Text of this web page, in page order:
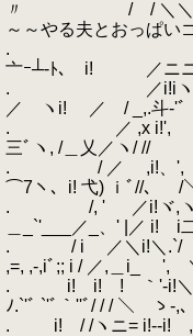
〃 / / ＼
～～やる夫とおっぱい
. ,、
亠ｰ┴‐ﾄ､ i! ／ニニ
. ／i!iヽ、 /
／ ヽi! ／ / _,.斗‐'ﾞ
. ／ ,x i!',
三ﾞヽ, /＿乂／
. / ／ ,i!、', ∨
⌒7ヽ、i! 弋) ｉﾞ//
. /, ' ／i!ヾ,ヽ,/
＿_`'___／_、' |／
. / i ／＼i!＼.`/ 〃
,=, ,-,iﾞ;; i / ／,＿i_
. i! i! ! ｀'‐i!＼,,i
ﾉ.`'ﾞ `'ﾞ｀''ﾞ/ / / ＼
. i! / /ヽニ= i!‐‐i! ,' /